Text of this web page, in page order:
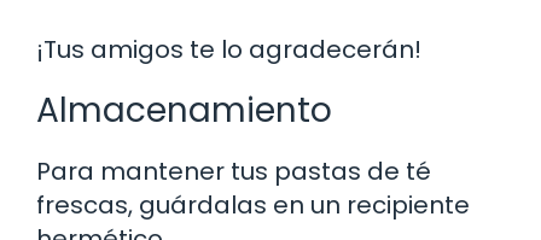
¡Tus amigos te lo agradecerán!
Almacenamiento
Para mantener tus pastas de té
frescas, guárdalas en un recipiente